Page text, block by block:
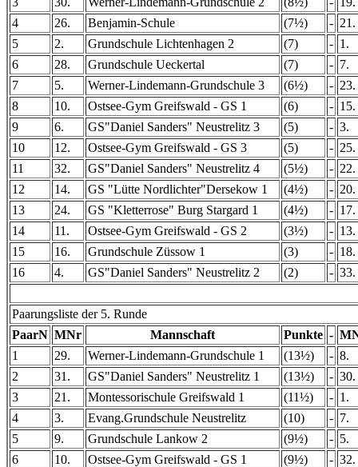
4
26. Benjamin-Schule (7½) - 21.
5
2. Grundschule Lichtenhagen 2 (7) - 1.
6
28. Grundschule Ueckertal (7) - 7.
7
5. Werner-Lindemann-Grundschule 3 (6½) - 23.
8
10. Ostsee-Gym Greifswald - GS 1 (6) - 15.
9
6. GS"Daniel Sanders" Neustrelitz 3 (5) - 3.
10
12. Ostsee-Gym Greifswald - GS 3 (5) - 25.
11
32. GS"Daniel Sanders" Neustrelitz 4 (5½) - 22.
12
14. GS "Lütte Nordlichter"Dersekow 1 (4½) - 20.
13
24. GS "Kletterrose" Burg Stargard 1 (4½) - 17.
14
11. Ostsee-Gym Greifswald - GS 2 (3½) - 13.
15
16. Grundschule Züssow 1 (3) - 18.
16
4. GS"Daniel Sanders" Neustrelitz 2 (2) - 33.
Paarungsliste der 5. Runde
PaarN MNr Mannschaft Punkte -
1
29. Werner-Lindemann-Grundschule 1 (13½) - 8.
2
31. GS"Daniel Sanders" Neustrelitz 1 (13½) - 30.
3
21. Montessorischule Greifswald 1 (11½) - 1.
4
3. Evang.Grundschule Neustrelitz (10) - 7.
5
9. Grundschule Lankow 2 (9½) - 5.
6
10. Ostsee-Gym Greifswald - GS 1 (9½) - 32.